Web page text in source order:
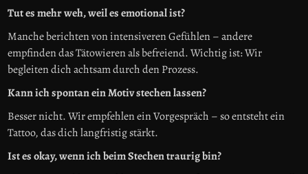
Tut es mehr weh, weil es emotional ist?
Manche berichten von intensiveren Gefühlen – andere
empfinden das Tätowieren als befreiend. Wichtig ist: Wir
begleiten dich achtsam durch den Prozess.
Kann ich spontan ein Motiv stechen lassen?
Besser nicht. Wir empfehlen ein Vorgespräch – so entsteht ein
Tattoo, das dich langfristig stärkt.
Ist es okay, wenn ich beim Stechen traurig bin?